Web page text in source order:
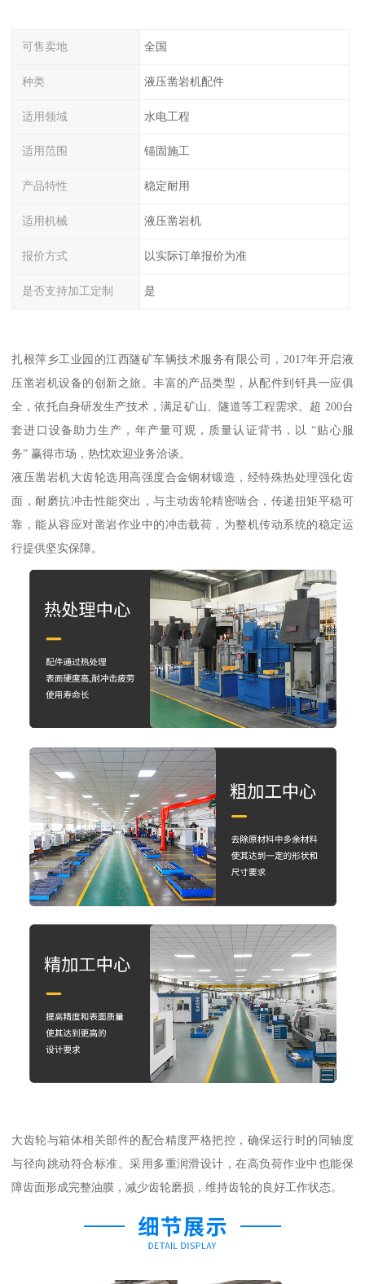
可售卖地 全国
种类 液压凿岩机配件
适用领域 水电工程
适用范围 锚固施工
产品特性 稳定耐用
适用机械 液压凿岩机
报价方式 以实际订单报价为准
是否支持加工定制 是
扎根萍乡工业园的江西隧矿车辆技术服务有限公司，2017年开启液
压凿岩机设备的创新之旅。丰富的产品类型，从配件到钎具一应俱
全，依托自身研发生产技术，满足矿山、隧道等工程需求。超 200台
套进口设备助力生产，年产量可观，质量认证背书，以 “贴心服
务” 赢得市场，热忱欢迎业务洽谈。
液压凿岩机大齿轮选用高强度合金钢材锻造，经特殊热处理强化齿
面，耐磨抗冲击性能突出，与主动齿轮精密啮合，传递扭矩平稳可
靠，能从容应对凿岩作业中的冲击载荷，为整机传动系统的稳定运
行提供坚实保障。
大齿轮与箱体相关部件的配合精度严格把控，确保运行时的同轴度
与径向跳动符合标准。采用多重润滑设计，在高负荷作业中也能保
障齿面形成完整油膜，减少齿轮磨损，维持齿轮的良好工作状态。